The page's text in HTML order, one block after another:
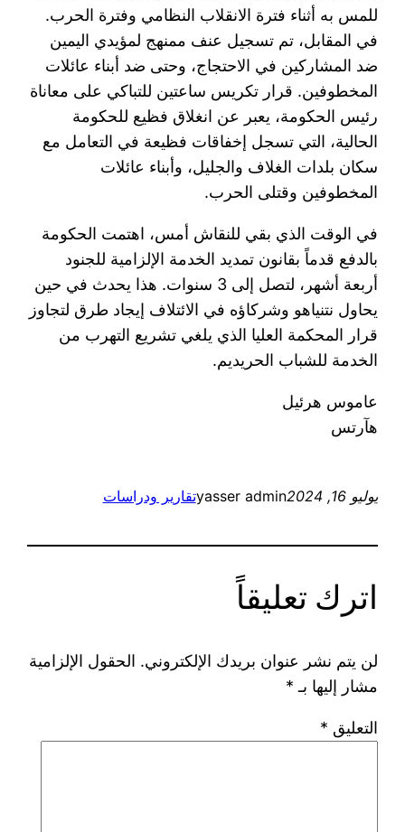
للمس به أثناء فترة الانقلاب النظامي وفترة الحرب.
في المقابل، تم تسجيل عنف ممنهج لمؤيدي اليمين
ضد المشاركين في الاحتجاج، وحتى ضد أبناء عائلات
المخطوفين. قرار تكريس ساعتين للتباكي على معاناة
رئيس الحكومة، يعبر عن انغلاق فظيع للحكومة
الحالية، التي تسجل إخفاقات فظيعة في التعامل مع
سكان بلدات الغلاف والجليل، وأبناء عائلات
المخطوفين وقتلى الحرب.
في الوقت الذي بقي للنقاش أمس، اهتمت الحكومة
بالدفع قدماً بقانون تمديد الخدمة الإلزامية للجنود
أربعة أشهر، لتصل إلى 3 سنوات. هذا يحدث في حين
يحاول نتنياهو وشركاؤه في الائتلاف إيجاد طرق لتجاوز
قرار المحكمة العليا الذي يلغي تشريع التهرب من
الخدمة للشباب الحريديم.
عاموس هرئيل
هآرتس
يوليو 16, 2024 yasser adminتقارير ودراسات
اترك تعليقاً
لن يتم نشر عنوان بريدك الإلكتروني. الحقول الإلزامية
مشار إليها بـ *
التعليق *